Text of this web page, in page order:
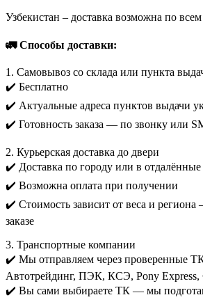
Узбекистан – доставка возможна по
🚛 Способы доставки:
1. Самовывоз со склада или пункта
✔️ Бесплатно
✔️ Актуальные адреса пунктов выдачи
✔️ Готовность заказа — по звонку или
2. Курьерская доставка до двери
✔️ Доставка по городу или в
✔️ Возможна оплата при получении
✔️ Стоимость зависит от веса и региона
заказе
3. Транспортные компании
✔️ Мы отправляем через проверенные
Автотрейдинг, ПЭК, КСЭ, Pony Express,
✔️ Вы сами выбираете ТК — мы